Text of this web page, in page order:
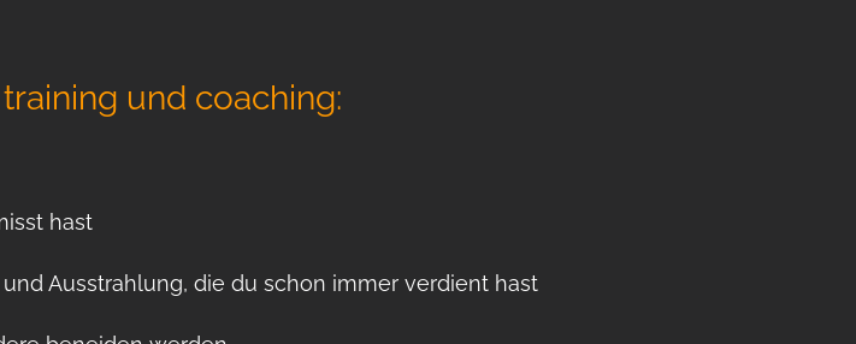
und coaching:
hast
Ausstrahlung, die du schon immer verdient hast